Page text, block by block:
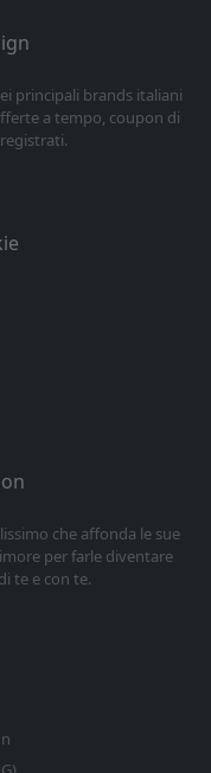
principali brands italiani
a tempo, coupon di
che affonda le sue
per farle diventare
te e con te.